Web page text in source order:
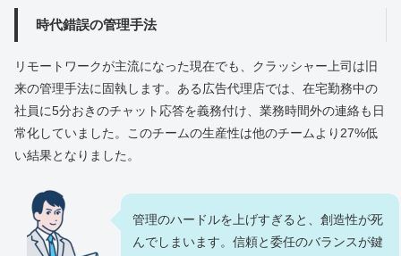
時代錯誤の管理手法
リモートワークが主流になった現在でも、クラッシャー上司は旧
来の管理手法に固執します。ある広告代理店では、在宅勤務中の
社員に5分おきのチャット応答を義務付け、業務時間外の連絡も日
常化していました。このチームの生産性は他のチームより27%低
い結果となりました。
管理のハードルを上げすぎると、創造性が死
んでしまいます。信頼と委任のバランスが鍵